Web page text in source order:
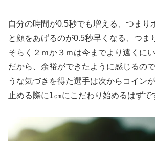
自分の時間が0.5秒でも増える、つまり
と顔をあげるのが0.5秒早くなる、つま
そらく２ｍか３ｍは今までより遠くに
だから、余裕ができたように感じるの
うな気づきを得た選手は次からコイン
止める際に1㎝にこだわり始めるはずで